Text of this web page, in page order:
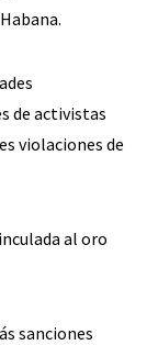
de activistas
violaciones de
al oro
sanciones